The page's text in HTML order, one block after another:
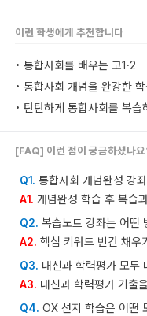
이런 학생에게 추천합니다
• 통합사회를 배우는 고1·2
• 통합사회 개념을 완강한
• 탄탄하게 통합사회를 복습
[FAQ] 이런 점이 궁금하셨나
Q1. 통합사회 개념완성 강
A1. 개념완성 학습 후 복습
Q2. 복습노트 강좌는 어떤
A2. 핵심 키워드 빈칸 채우
Q3. 내신과 학력평가 모두
A3. 내신과 학력평가 기출
Q4. OX 선지 학습은 어떤